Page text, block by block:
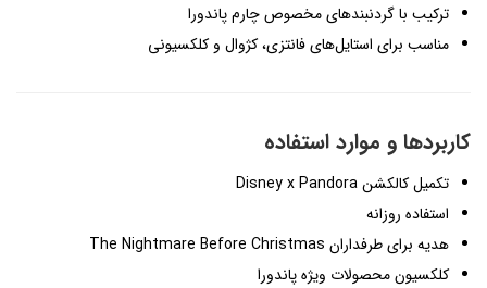
ترکیب با گردنبندهای مخصوص چارم پاندورا
مناسب برای استایل‌های فانتزی، کژوال و کلکسیونی
کاربردها و موارد استفاده
تکمیل کالکشن Disney x Pandora
استفاده روزانه
هدیه برای طرفداران The Nightmare Before Christmas
کلکسیون محصولات ویژه پاندورا